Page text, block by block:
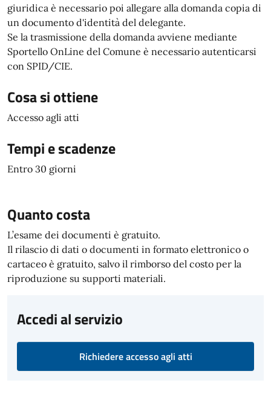
giuridica è necessario poi allegare alla domanda copia di
un documento d'identità del delegante.
Se la trasmissione della domanda avviene mediante
Sportello OnLine del Comune è necessario autenticarsi
con SPID/CIE.
Cosa si ottiene
Accesso agli atti
Tempi e scadenze
Entro 30 giorni
Quanto costa
L’esame dei documenti è gratuito.
Il rilascio di dati o documenti in formato elettronico o
cartaceo è gratuito, salvo il rimborso del costo per la
riproduzione su supporti materiali.
Accedi al servizio
Richiedere accesso agli atti